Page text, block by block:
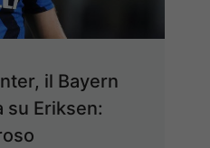
il Bayern
su Eriksen: